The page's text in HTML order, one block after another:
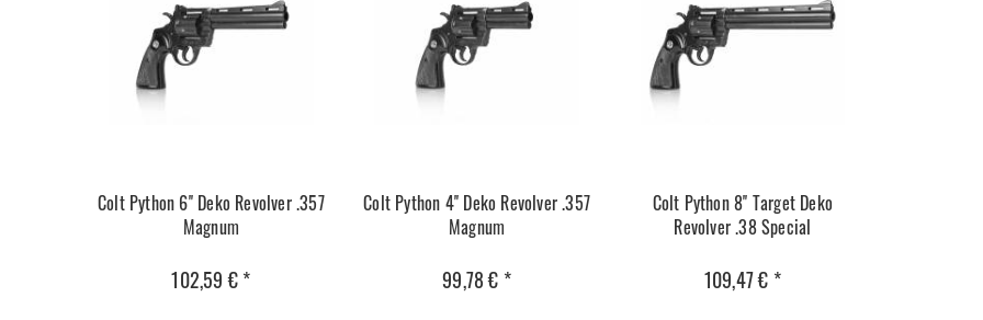
Colt Python 6'' Deko Revolver .357
Magnum
102,59 € *
Colt Python 4'' Deko Revolver .357
Magnum
99,78 € *
Colt Python 8'' Target Deko
Revolver .38 Special
109,47 € *